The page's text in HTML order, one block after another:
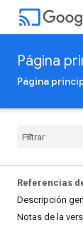
cast
Página
Página
Referencias
Descripción
Notas de la